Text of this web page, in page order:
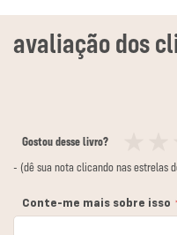
Gostou desse livro?
12
3
4
5
- (dê sua nota clicando nas estrelas
Conte-me mais sobre isso